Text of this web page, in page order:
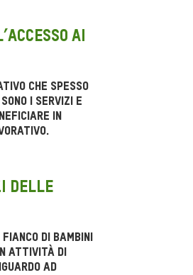
ai
che spesso
i servizi e
in
delle
di bambini
attività di
ad